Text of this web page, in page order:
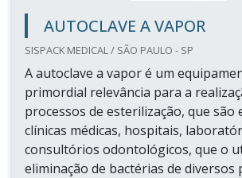
AUTOCLAVE A VAPOR
SISPACK MEDICAL / SÃO PAULO - SP
A autoclave a vapor é um
primordial relevância para a
processos de esterilização, que são
clínicas médicas, hospitais,
consultórios odontológicos, que o
eliminação de bactérias de diversos